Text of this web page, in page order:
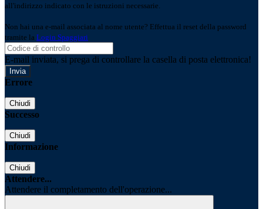
all'indirizzo indicato con le istruzioni necessarie.
Non hai una e-mail associata al nome utente? Effettua il reset della password
tramite la Login Spaggiari
E-mail inviata, si prega di controllare la casella di posta elettronica!
Errore
Chiudi
Successo
Chiudi
Informazione
Chiudi
Attendere...
Attendere il completamento dell'operazione...